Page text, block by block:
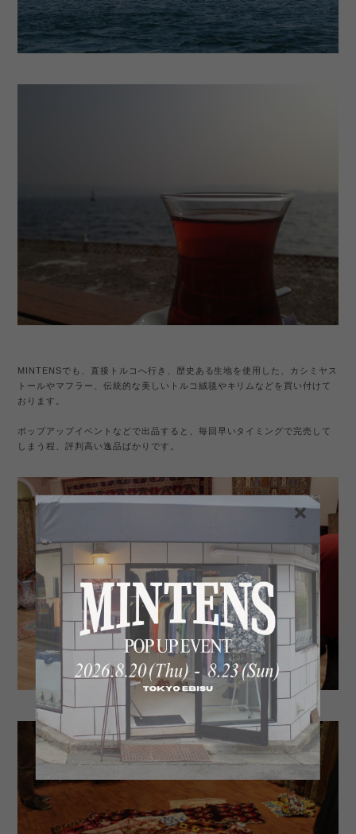
MINTENSでも、直接トルコへ行き、歴史ある生地を使用した、カシミヤス
トールやマフラー、伝統的な美しいトルコ絨毯やキリムなどを買い付けて
おります。
ポップアップイベントなどで出品すると、毎回早いタイミングで完売して
しまう程、評判高い逸品ばかりです。